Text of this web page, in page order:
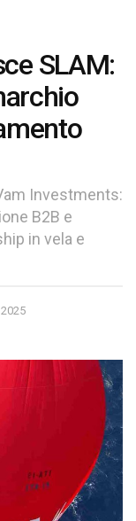
SLAM:
Investments:
B2B e
in vela e